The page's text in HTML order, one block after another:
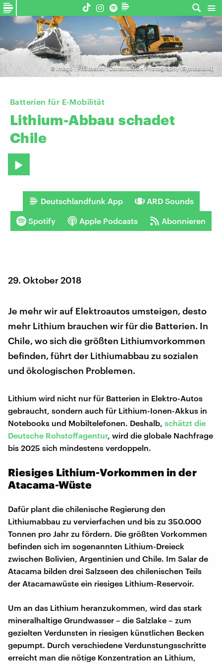
© imago | Photoshot | Construction Photography (Symbolbild)
Batterien für E-Mobilität
Lithium-Abbau schadet
Chile
Deutschlandfunk App ARD Sounds
Spotify Apple Podcasts Abonnieren
29. Oktober 2018
Je mehr wir auf Elektroautos umsteigen, desto
mehr Lithium brauchen wir für die Batterien. In
Chile, wo sich die größten Lithiumvorkommen
befinden, führt der Lithiumabbau zu sozialen
und ökologischen Problemen.
Lithium wird nicht nur für Batterien in Elektro-Autos
gebraucht, sondern auch für Lithium-Ionen-Akkus in
Notebooks und Mobiltelefonen. Deshalb, schätzt die
Deutsche Rohstoffagentur, wird die globale Nachfrage
bis 2025 sich mindestens verdoppeln.
Riesiges Lithium-Vorkommen in der
Atacama-Wüste
Dafür plant die chilenische Regierung den
Lithiumabbau zu vervierfachen und bis zu 350.000
Tonnen pro Jahr zu fördern. Die größten Vorkommen
befinden sich im sogenannten Lithium-Dreieck
zwischen Bolivien, Argentinien und Chile. Im Salar de
Atacama bilden drei Salzseen des chilenischen Teils
der Atacamawüste ein riesiges Lithium-Reservoir.
Um an das Lithium heranzukommen, wird das stark
mineralhaltige Grundwasser – die Salzlake – zum
gezielten Verdunsten in riesigen künstlichen Becken
gepumpt. Durch verschiedene Verdunstungsschritte
erreicht man die nötige Konzentration an Lithium,